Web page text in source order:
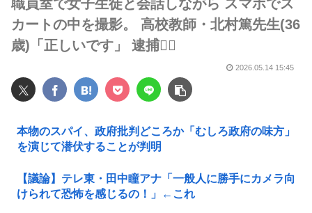
職員室で女子生徒と会話しながら スマホでス
カートの中を撮影。 高校教師・北村篤先生(36
歳)「正しいです」 逮捕👮‍♂
2026.05.14 15:45
本物のスパイ、政府批判どころか「むしろ政府の味方」
を演じて潜伏することが判明
【議論】テレ東・田中瞳アナ「一般人に勝手にカメラ向
けられて恐怖を感じるの！」←これ